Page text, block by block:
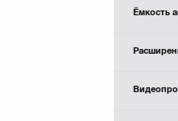
Ёмкость